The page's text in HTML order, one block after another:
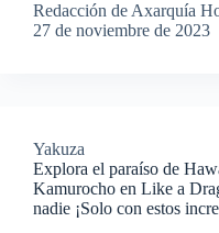
Redacción de Axarquía
27 de noviembre de 2023
Yakuza
Explora el paraíso de
Kamurocho en Like a
nadie ¡Solo con estos